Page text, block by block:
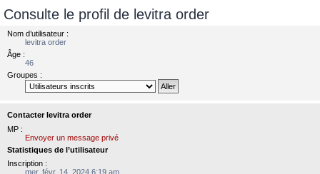
Consulte le profil de levitra order
Nom d’utilisateur :
levitra order
Âge :
46
Groupes :
Contacter levitra order
MP :
Envoyer un message privé
Statistiques de l’utilisateur
Inscription :
mer. févr. 14, 2024 6:19 am